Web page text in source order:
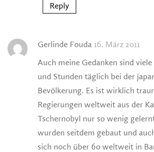
Reply
Gerlinde Fouda 16. März 2011
Auch meine Gedanken sind
und Stunden täglich bei der
Bevölkerung. Es ist wirklich
Regierungen weltweit aus der
Tschernobyl nur so wenig
wurden seitdem gebaut und
sich noch über 60 weltweit in